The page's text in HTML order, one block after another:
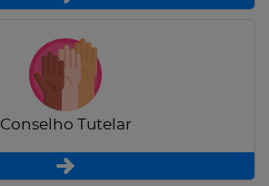
Conselho Tutelar